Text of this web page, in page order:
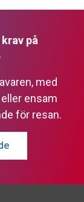
på
med
ensam
för resan.